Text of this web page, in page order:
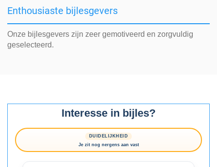
Enthousiaste bijlesgevers
Onze bijlesgevers zijn zeer gemotiveerd en zorgvuldig
geselecteerd.
Interesse in bijles?
DUIDELIJKHEID
Je zit nog nergens aan vast